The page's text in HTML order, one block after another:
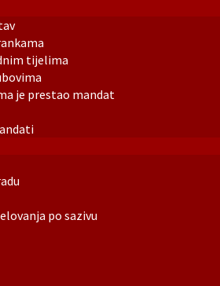
tijelima
je prestao mandat
po sazivu